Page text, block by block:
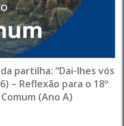
partilha: “Dai-lhes vós
– Reflexão para o 18º
(Ano A)